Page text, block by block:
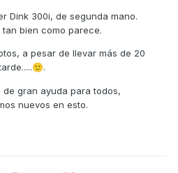
Dink 300i, de segunda mano.
bien como parece.
a pesar de llevar más de 20
🙂.
gran ayuda para todos,
nuevos en esto.